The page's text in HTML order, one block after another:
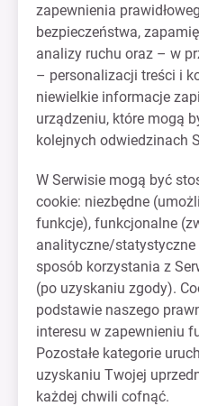
zapewnienia
bezpieczeństwa,
analizy ruchu oraz – w
– personalizacji treści i
niewielkie informacje
urządzeniu, które mogą
kolejnych odwiedzinach
W Serwisie mogą być
cookie: niezbędne
funkcje), funkcjonalne
analityczne/
sposób korzystania z
(po uzyskaniu zgody).
podstawie naszego
interesu w zapewnieniu
Pozostałe kategorie
uzyskaniu Twojej
każdej chwili cofnąć.